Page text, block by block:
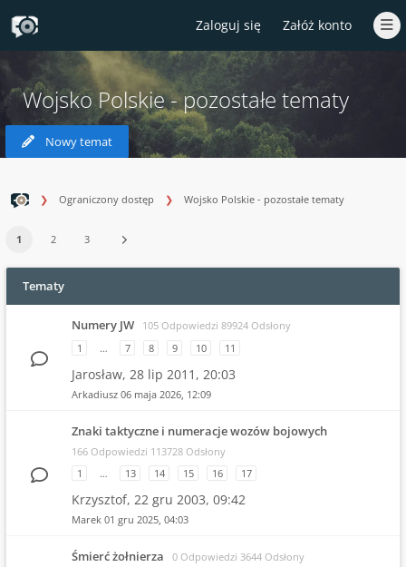
Zaloguj się Załóż konto
Wojsko Polskie - pozostałe tematy
Nowy temat
Ograniczony dostęp Wojsko Polskie - pozostałe tematy
1 2 3
Tematy
Numery JW
105 Odpowiedzi 89924 Odsłony
1
… 7 8 9 10 11
Jarosław, 28 lip 2011, 20:03
Arkadiusz 06 maja 2026, 12:09
Znaki taktyczne i numeracje wozów bojowych
166 Odpowiedzi 113728 Odsłony
1
… 13 14 15 16 17
Krzysztof, 22 gru 2003, 09:42
Marek 01 gru 2025, 04:03
Śmierć żołnierza 0 Odpowiedzi 3644 Odsłony